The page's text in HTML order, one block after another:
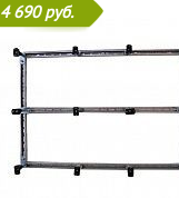
4 690 руб.